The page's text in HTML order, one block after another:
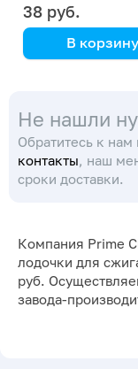
38 руб.
В корзину
Не нашли
Обратитесь к
контакты, наш
сроки доставки.
Компания Prime
лодочки для
руб.
завода-